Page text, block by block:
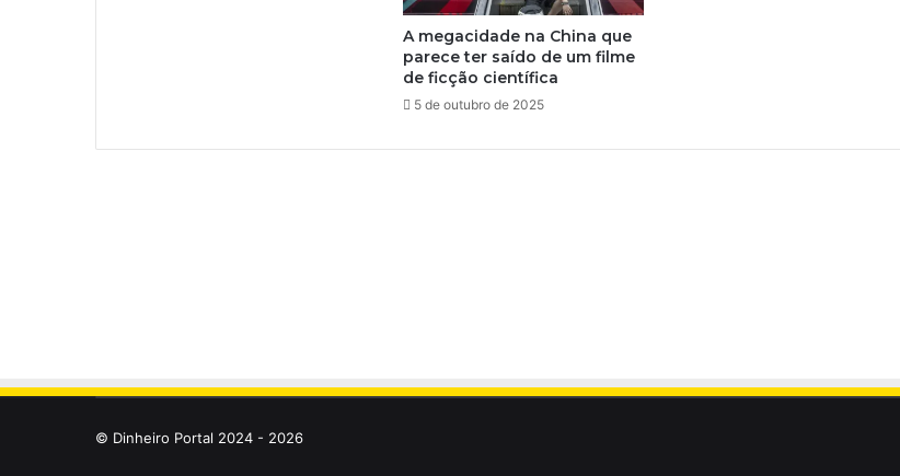
A megacidade na China que
parece ter saído de um filme
de ficção científica
5 de outubro de 2025
© Dinheiro Portal 2024 - 2026